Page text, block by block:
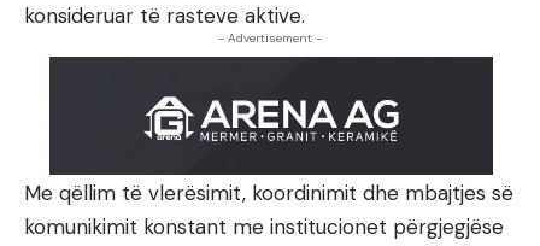
konsideruar të rasteve aktive.
- Advertisement -
Me qëllim të vlerësimit, koordinimit dhe mbajtjes së
komunikimit konstant me institucionet përgjegjëse